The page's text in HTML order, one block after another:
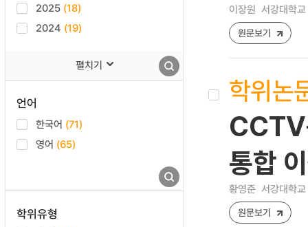
2025 (18)
2024 (19)
펼치기
언어
한국어 (71)
영어 (65)
학위유형
이장원 서강대학
원문보기
학위논
CCTV
통합
황영준 서강대학
원문보기